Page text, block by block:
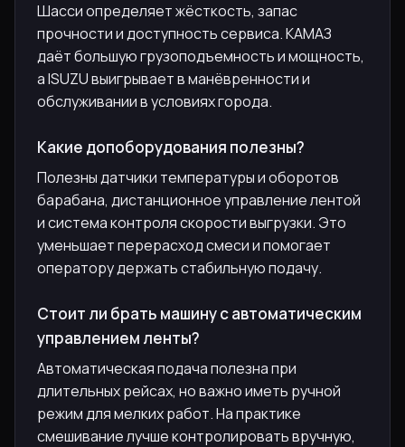
Шасси определяет жёсткость, запас
прочности и доступность сервиса. КАМАЗ
даёт большую грузоподъемность и мощность,
а ISUZU выигрывает в манёвренности и
обслуживании в условиях города.
Какие допоборудования полезны?
Полезны датчики температуры и оборотов
барабана, дистанционное управление лентой
и система контроля скорости выгрузки. Это
уменьшает перерасход смеси и помогает
оператору держать стабильную подачу.
Стоит ли брать машину с автоматическим
управлением ленты?
Автоматическая подача полезна при
длительных рейсах, но важно иметь ручной
режим для мелких работ. На практике
смешивание лучше контролировать вручную,